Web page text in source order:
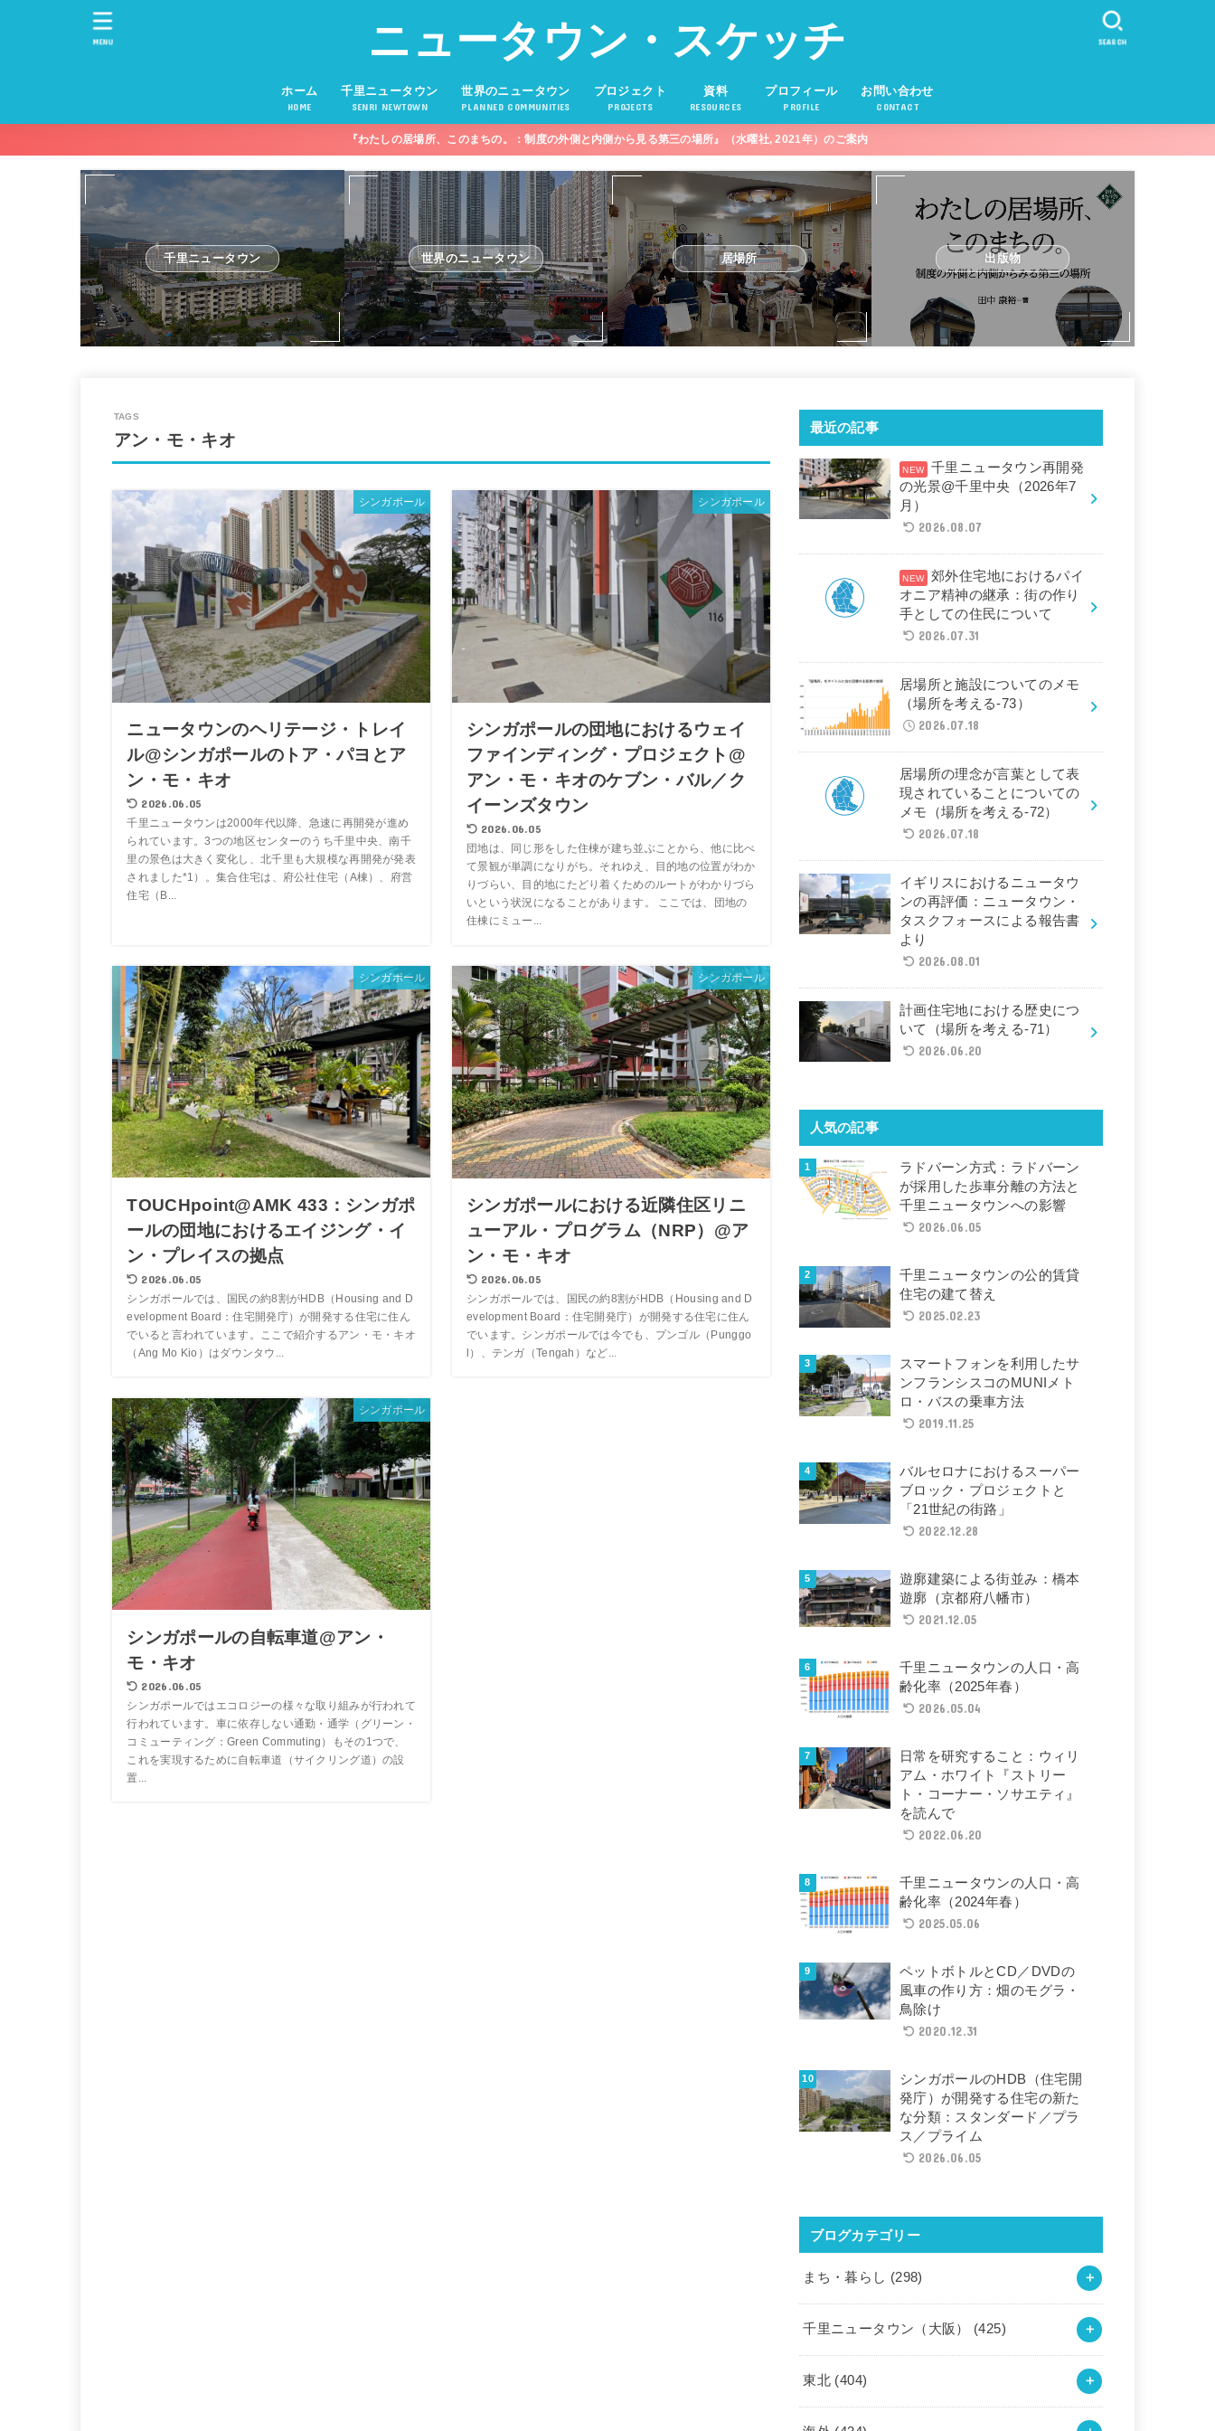
ニュータウン・スケッチ
ホーム
HOME
千里ニュータウン
SENRI NEWTOWN
世界のニュータウン
PLANNED COMMUNITIES
プロジェクト
PROJECTS
資料
RESOURCES
プロフィール
PROFILE
お問い合わせ
CONTACT
SEARCH
MENU
『わたしの居場所、このまちの。：制度の外側と内側から見る第三の場所』（水曜社, 2021年）のご案内
千里ニュータウン 世界のニュータウン 居場所 出版物
アン・モ・キオ
シンガポール
ニュータウンのヘリテージ・トレイ
ル@シンガポールのトア・パヨとア
ン・モ・キオ
2026.06.05
千里ニュータウンは2000年代以降、急速に再開発が進め
られています。3つの地区センターのうち千里中央、南千
里の景色は大きく変化し、北千里も大規模な再開発が発表
されました*1）。集合住宅は、府公社住宅（A棟）、府営
住宅（B...
シンガポール
シンガポールの団地におけるウェイ
ファインディング・プロジェクト@
アン・モ・キオのケブン・バル／ク
イーンズタウン
2026.06.05
団地は、同じ形をした住棟が建ち並ぶことから、他に比べ
て景観が単調になりがち。それゆえ、目的地の位置がわか
りづらい、目的地にたどり着くためのルートがわかりづら
いという状況になることがあります。 ここでは、団地の
住棟にミュー...
シンガポール
TOUCHpoint@AMK 433：シンガポ
ールの団地におけるエイジング・イ
ン・プレイスの拠点
2026.06.05
シンガポールでは、国民の約8割がHDB（Housing and D
evelopment Board：住宅開発庁）が開発する住宅に住ん
でいると言われています。ここで紹介するアン・モ・キオ
（Ang Mo Kio）はダウンタウ...
シンガポール
シンガポールにおける近隣住区リニ
ューアル・プログラム（NRP）@ア
ン・モ・キオ
2026.06.05
シンガポールでは、国民の約8割がHDB（Housing and D
evelopment Board：住宅開発庁）が開発する住宅に住ん
でいます。シンガポールでは今でも、プンゴル（Punggo
l）、テンガ（Tengah）など...
シンガポール
シンガポールの自転車道@アン・
モ・キオ
2026.06.05
シンガポールではエコロジーの様々な取り組みが行われて
行われています。車に依存しない通勤・通学（グリーン・
コミューティング：Green Commuting）もその1つで、
これを実現するために自転車道（サイクリング道）の設
置...
最近の記事
千里ニュータウン再開発
の光景@千里中央（2026年7
月）
2026.08.07
郊外住宅地におけるパイ
オニア精神の継承：街の作り
手としての住民について
2026.07.31
居場所と施設についてのメモ
（場所を考える-73）
2026.07.18
居場所の理念が言葉として表
現されていることについての
メモ（場所を考える-72）
2026.07.18
イギリスにおけるニュータウ
ンの再評価：ニュータウン・
タスクフォースによる報告書
より
2026.08.01
計画住宅地における歴史につ
いて（場所を考える-71）
2026.06.20
人気の記事
ラドバーン方式：ラドバーン
が採用した歩車分離の方法と
千里ニュータウンへの影響
2026.06.05
千里ニュータウンの公的賃貸
住宅の建て替え
2025.02.23
スマートフォンを利用したサ
ンフランシスコのMUNIメト
ロ・バスの乗車方法
2019.11.25
バルセロナにおけるスーパー
ブロック・プロジェクトと
「21世紀の街路」
2022.12.28
遊廓建築による街並み：橋本
遊廓（京都府八幡市）
2021.12.05
千里ニュータウンの人口・高
齢化率（2025年春）
2026.05.04
日常を研究すること：ウィリ
アム・ホワイト『ストリー
ト・コーナー・ソサエティ』
を読んで
2022.06.20
千里ニュータウンの人口・高
齢化率（2024年春）
2025.05.06
ペットボトルとCD／DVDの
風車の作り方：畑のモグラ・
鳥除け
2020.12.31
シンガポールのHDB（住宅開
発庁）が開発する住宅の新た
な分類：スタンダード／プラ
ス／プライム
2026.06.05
ブログカテゴリー
まち・暮らし (298)
千里ニュータウン（大阪） (425)
東北 (404)